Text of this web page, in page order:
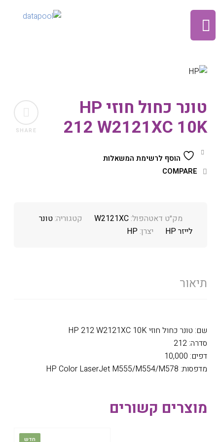
SHARE
טונר כחול חוזי HP
212 W2121XC 10K
הוסף לרשימת המשאלות
COMPARE
מק״ט דאטהפול:W2121XC קטגוריה:טונר
לייזר HP
יצרן:HP
תיאור
שם: טונר כחול חוזי HP 212 W2121XC 10K
סדרה: 212
דפים: 10,000
מדפסות: HP Color LaserJet M555/M554/M578
מוצרים קשורים
חדש